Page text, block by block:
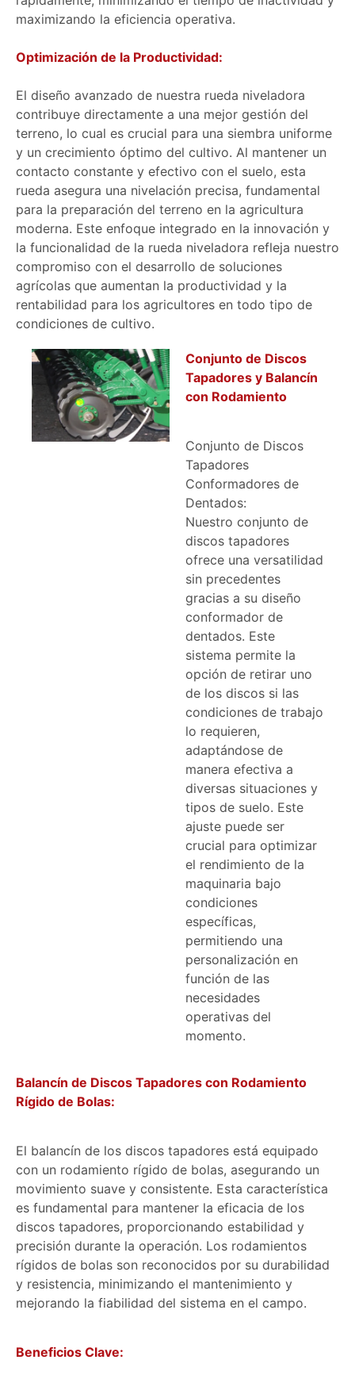
maximizando la eficiencia operativa.
Optimización de la Productividad:
El diseño avanzado de nuestra rueda niveladora
contribuye directamente a una mejor gestión del
terreno, lo cual es crucial para una siembra uniforme
y un crecimiento óptimo del cultivo. Al mantener un
contacto constante y efectivo con el suelo, esta
rueda asegura una nivelación precisa, fundamental
para la preparación del terreno en la agricultura
moderna. Este enfoque integrado en la innovación y
la funcionalidad de la rueda niveladora refleja nuestro
compromiso con el desarrollo de soluciones
agrícolas que aumentan la productividad y la
rentabilidad para los agricultores en todo tipo de
condiciones de cultivo.
Conjunto de Discos
Tapadores y Balancín
con Rodamiento
Conjunto de Discos
Tapadores
Conformadores de
Dentados:
Nuestro conjunto de
discos tapadores
ofrece una versatilidad
sin precedentes
gracias a su diseño
conformador de
dentados. Este
sistema permite la
opción de retirar uno
de los discos si las
condiciones de trabajo
lo requieren,
adaptándose de
manera efectiva a
diversas situaciones y
tipos de suelo. Este
ajuste puede ser
crucial para optimizar
el rendimiento de la
maquinaria bajo
condiciones
específicas,
permitiendo una
personalización en
función de las
necesidades
operativas del
momento.
Balancín de Discos Tapadores con Rodamiento
Rígido de Bolas:
El balancín de los discos tapadores está equipado
con un rodamiento rígido de bolas, asegurando un
movimiento suave y consistente. Esta característica
es fundamental para mantener la eficacia de los
discos tapadores, proporcionando estabilidad y
precisión durante la operación. Los rodamientos
rígidos de bolas son reconocidos por su durabilidad
y resistencia, minimizando el mantenimiento y
mejorando la fiabilidad del sistema en el campo.
Beneficios Clave: